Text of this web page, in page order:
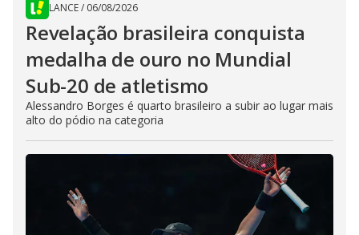
LANCE/ 06/08/2026
Revelação brasileira conquista
medalha de ouro no Mundial
Sub-20 de atletismo
Alessandro Borges é quarto brasileiro a subir ao lugar mais
alto do pódio na categoria